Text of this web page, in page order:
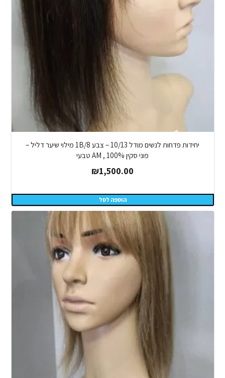
יחידות פדחות לנשים מודל 10/13 – צבע 1B/8 מילוי שיער דליל –
פוני סקין AM , 100% טבעי
₪1,500.00
הוספה לסל